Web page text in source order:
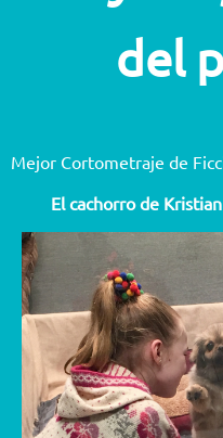
del
Mejor Cortometraje de
El cachorro de